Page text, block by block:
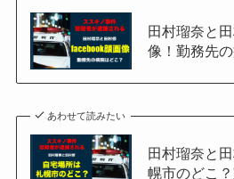
田村瑠奈と
像！勤務先
あわせて読みたい
田村瑠奈と
幌市のどこ